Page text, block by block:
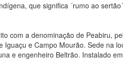
que significa ´rumo ao
com a denominação de Peabiru,
e Campo Mourão. Sede na
e engenheiro Beltrão. Instalado